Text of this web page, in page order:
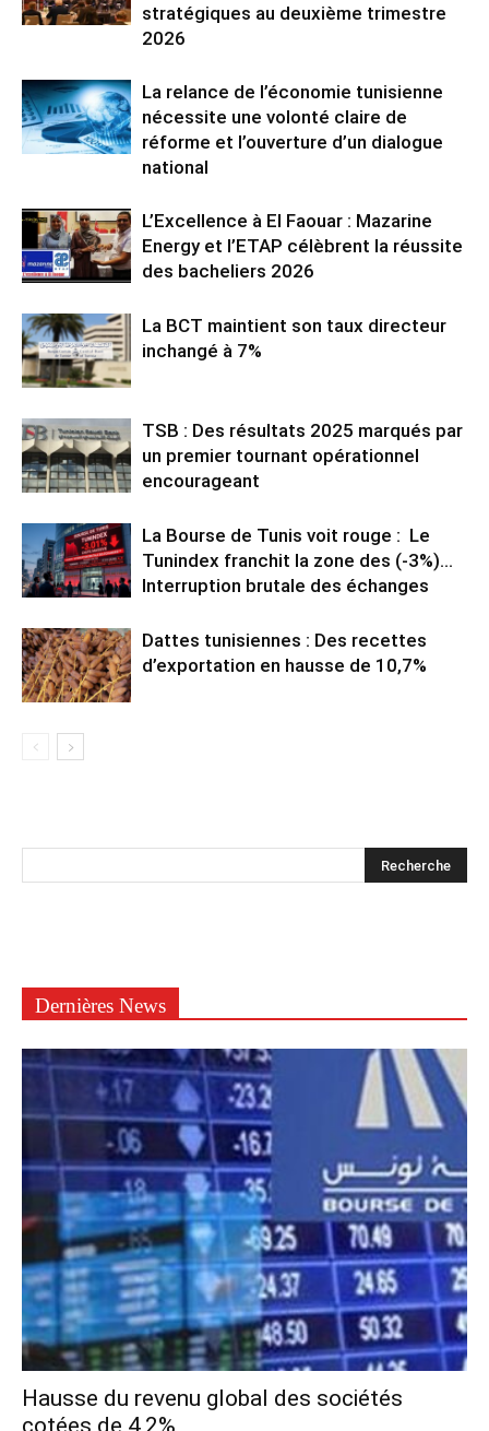
stratégiques au deuxième trimestre
2026
La relance de l’économie tunisienne
nécessite une volonté claire de
réforme et l’ouverture d’un dialogue
national
L’Excellence à El Faouar : Mazarine
Energy et l’ETAP célèbrent la réussite
des bacheliers 2026
La BCT maintient son taux directeur
inchangé à 7%
TSB : Des résultats 2025 marqués par
un premier tournant opérationnel
encourageant
La Bourse de Tunis voit rouge : Le
Tunindex franchit la zone des (-3%)…
Interruption brutale des échanges
Dattes tunisiennes : Des recettes
d’exportation en hausse de 10,7%
Dernières News
Hausse du revenu global des sociétés